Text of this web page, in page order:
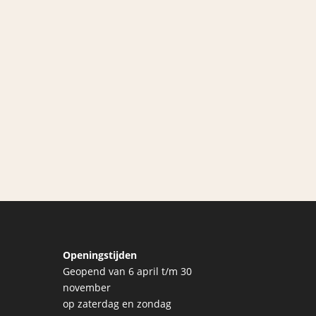
Openingstijden
Geopend van 6 april t/m 30
november
op zaterdag en zondag